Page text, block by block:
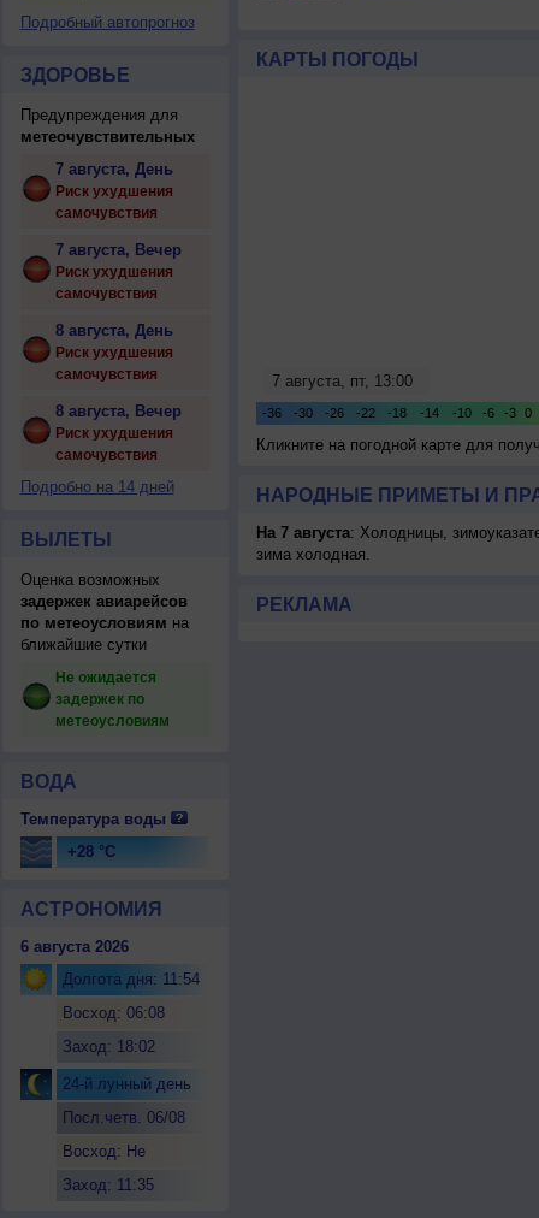
Подробный автопрогноз
ЗДОРОВЬЕ
Предупреждения для
метеочувствительных
7 августа, День
Риск ухудшения
самочувствия
7 августа, Вечер
Риск ухудшения
самочувствия
8 августа, День
Риск ухудшения
самочувствия
8 августа, Вечер
Риск ухудшения
самочувствия
Подробно на 14 дней
ВЫЛЕТЫ
Оценка возможных
задержек авиарейсов
по метеоусловиям на
ближайшие сутки
Не ожидается
задержек по
метеоусловиям
ВОДА
Температура воды
+28 °C
АСТРОНОМИЯ
6 августа 2026
Долгота дня: 11:54
Восход: 06:08
Заход: 18:02
24-й лунный день
Посл.четв. 06/08
Восход: Не
Заход: 11:35
КАРТЫ ПОГОДЫ
Кликните на погодной карте для
НАРОДНЫЕ ПРИМЕТЫ И
На 7 августа: Холодницы,
зима холодная.
РЕКЛАМА